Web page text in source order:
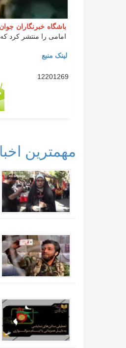
باشگاه خبرنگاران جوان
امامی را منتشر کرد
لینک منبع
12201269
مهمترین